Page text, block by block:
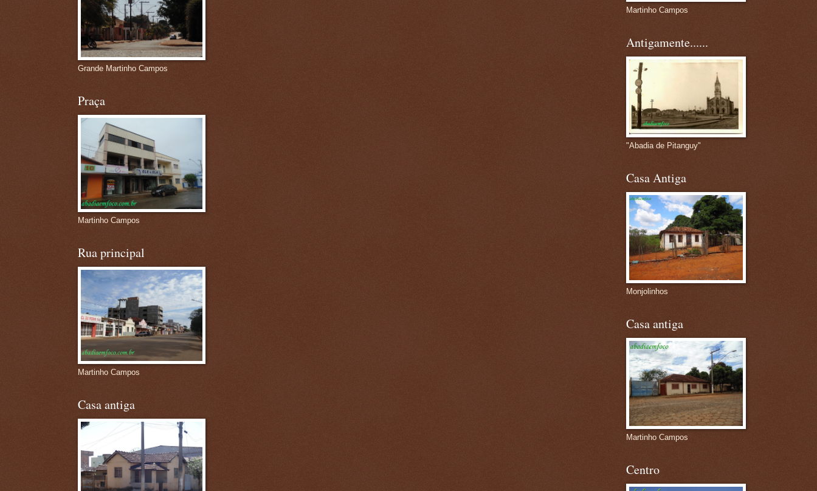
Grande Martinho Campos
Praça
Martinho Campos
Rua principal
Martinho Campos
Casa antiga
Martinho Campos
Antigamente......
"Abadia de Pitanguy"
Casa Antiga
Monjolinhos
Casa antiga
Martinho Campos
Centro